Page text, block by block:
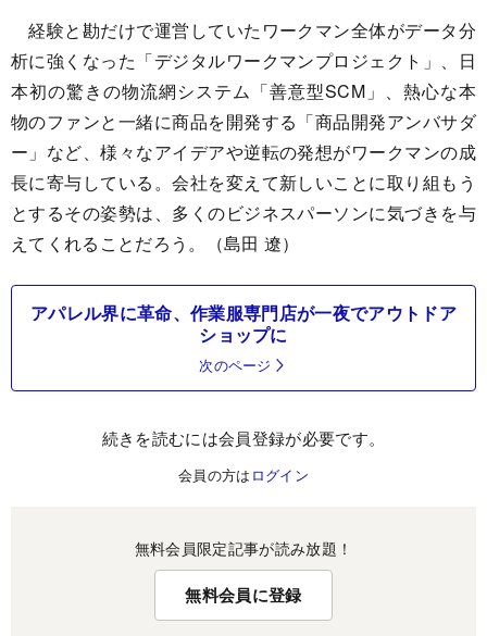
経験と勘だけで運営していたワークマン全体がデータ分
析に強くなった「デジタルワークマンプロジェクト」、日
本初の驚きの物流網システム「善意型SCM」、熱心な本
物のファンと一緒に商品を開発する「商品開発アンバサダ
ー」など、様々なアイデアや逆転の発想がワークマンの成
長に寄与している。会社を変えて新しいことに取り組もう
とするその姿勢は、多くのビジネスパーソンに気づきを与
えてくれることだろう。（島田 遼）
アパレル界に革命、作業服専門店が一夜でアウトドア
ショップに
次のページ
続きを読むには会員登録が必要です。
会員の方は ログイン
無料会員限定記事が読み放題！
無料会員に登録